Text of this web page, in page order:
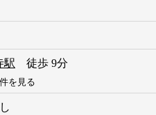
駅 徒歩 9分
を見る